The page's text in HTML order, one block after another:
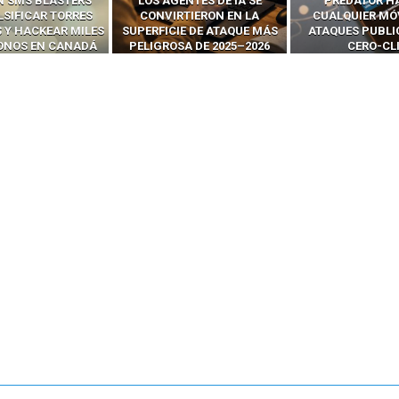
EN LA
DE ATAQUE MÁS
DE 2025–2026
CUALQUIER MÓVIL CON
ATAQUES PUBLICITARIOS
CERO-CLIC
LLAMADAS
‘HACKEAR’ — EL
PODER DE LOS